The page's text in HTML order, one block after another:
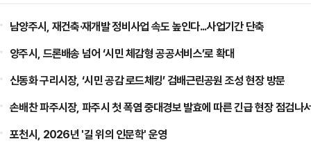
남양주시, 재건축·재개발 정비사업 속도 높인다...사업기간 단축
양주시, 드론배송 넘어 ‘시민 체감형 공공서비스’로 확대
신동화 구리시장, ‘시민 공감 로드체킹’ 검배근린공원 조성 현장 방문
손배찬 파주시장, 파주시 첫 폭염 중대경보 발효에 따른 긴급 현장 점검나
포천시, 2026년 '길 위의 인문학' 운영